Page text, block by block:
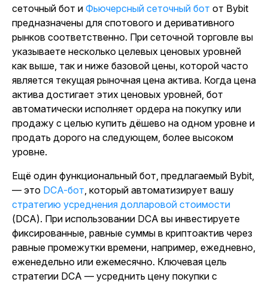
сеточный бот и Фьючерсный сеточный бот от Bybit
предназначены для спотового и деривативного
рынков соответственно. При сеточной торговле вы
указываете несколько целевых ценовых уровней
как выше, так и ниже базовой цены, которой часто
является текущая рыночная цена актива. Когда цена
актива достигает этих ценовых уровней, бот
автоматически исполняет ордера на покупку или
продажу с целью купить дёшево на одном уровне и
продать дорого на следующем, более высоком
уровне.
Ещё один функциональный бот, предлагаемый Bybit,
— это DCA-бот , который автоматизирует вашу
стратегию усреднения долларовой стоимости
(DCA). При использовании DCA вы инвестируете
фиксированные, равные суммы в криптоактив через
равные промежутки времени, например, ежедневно,
еженедельно или ежемесячно. Ключевая цель
стратегии DCA — усреднить цену покупки с